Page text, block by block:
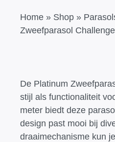
Home » Shop »
Zweefparasol
De Platinum
stijl als functionaliteit
meter biedt deze
design past mooi bij
draaimechanisme kun